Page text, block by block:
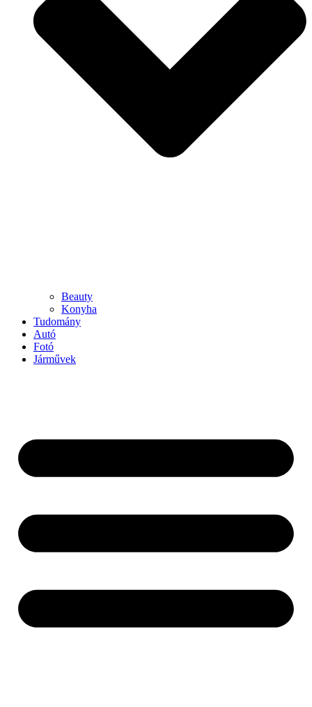
Beauty
Konyha
Tudomány
Autó
Fotó
Járművek